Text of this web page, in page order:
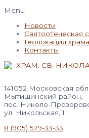
Menu
Новости
Святоотеческая
Геолокация храма
Контакты
141052 Московская
Мытищинский район,
пос. Николо-
ул. Никольская, 1
8 (905) 579-33-33